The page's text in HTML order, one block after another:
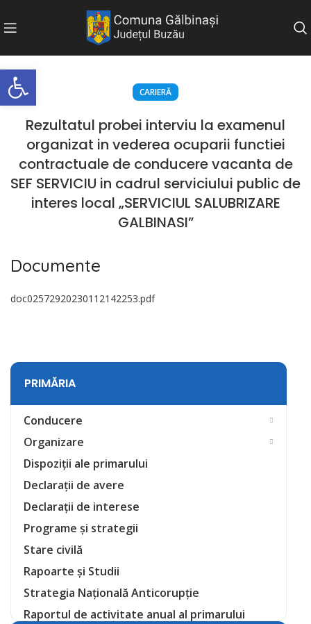
Deschide bara de unelte
CARIERĂ
Rezultatul probei interviu la examenul
organizat in vederea ocuparii functiei
contractuale de conducere vacanta de
SEF SERVICIU in cadrul serviciului public de
interes local „SERVICIUL SALUBRIZARE
GALBINASI”
Documente
doc02572920230112142253.pdf
PRIMĂRIA
Conducere
Organizare
Dispoziții ale primarului
Declarații de avere
Declarații de interese
Programe și strategii
Stare civilă
Rapoarte și Studii
Strategia Națională Anticorupție
Raportul de activitate anual al primarului